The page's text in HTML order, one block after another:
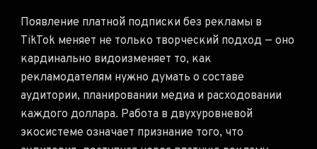
Появление платной подписки без рекламы в
TikTok меняет не только творческий подход — оно
кардинально видоизменяет то, как
рекламодателям нужно думать о составе
аудитории, планировании медиа и расходовании
каждого доллара. Работа в двухуровневой
экосистеме означает признание того, что